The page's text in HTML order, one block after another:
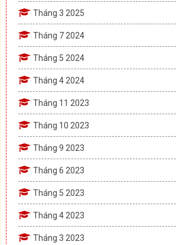
Tháng 3 2025
Tháng 7 2024
Tháng 5 2024
Tháng 4 2024
Tháng 11 2023
Tháng 10 2023
Tháng 9 2023
Tháng 6 2023
Tháng 5 2023
Tháng 4 2023
Tháng 3 2023